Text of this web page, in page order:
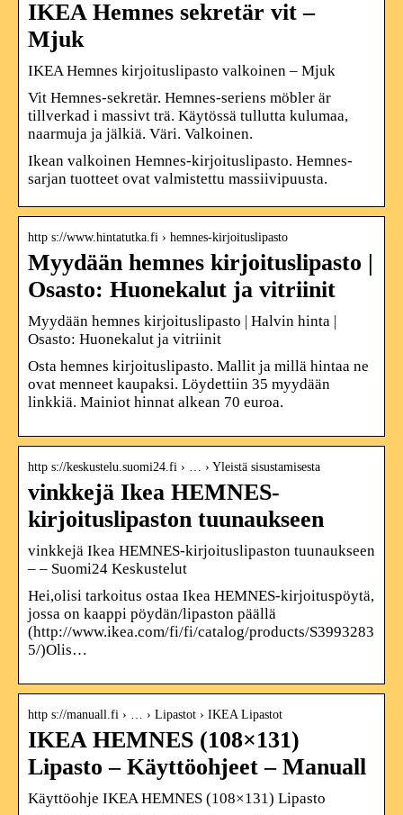
IKEA Hemnes sekretär vit –
Mjuk
IKEA Hemnes kirjoituslipasto valkoinen – Mjuk
Vit Hemnes-sekretär. Hemnes-seriens möbler är
tillverkad i massivt trä. Käytössä tullutta kulumaa,
naarmuja ja jälkiä. Väri. Valkoinen.
Ikean valkoinen Hemnes-kirjoituslipasto. Hemnes-
sarjan tuotteet ovat valmistettu massiivipuusta.
http s://www.hintatutka.fi › hemnes-kirjoituslipasto
Myydään hemnes kirjoituslipasto |
Osasto: Huonekalut ja vitriinit
Myydään hemnes kirjoituslipasto | Halvin hinta |
Osasto: Huonekalut ja vitriinit
Osta hemnes kirjoituslipasto. Mallit ja millä hintaa ne
ovat menneet kaupaksi. Löydettiin 35 myydään
linkkiä. Mainiot hinnat alkean 70 euroa.
http s://keskustelu.suomi24.fi › … › Yleistä sisustamisesta
vinkkejä Ikea HEMNES-
kirjoituslipaston tuunaukseen
vinkkejä Ikea HEMNES-kirjoituslipaston tuunaukseen
– – Suomi24 Keskustelut
Hei,olisi tarkoitus ostaa Ikea HEMNES-kirjoituspöytä,
jossa on kaappi pöydän/lipaston päällä
(http://www.ikea.com/fi/fi/catalog/products/S3993283
5/)Olis…
http s://manuall.fi › … › Lipastot › IKEA Lipastot
IKEA HEMNES (108×131)
Lipasto – Käyttöohjeet – Manuall
Käyttöohje IKEA HEMNES (108×131) Lipasto